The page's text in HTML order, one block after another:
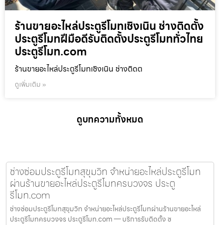
ร้านขายอะไหล่ประตูรีโมทเชิงเนิน ช่างติดตั้ง
ประตูรีโมทฝีมือดีรับติดตั้งประตูรีโมททั่วไทย
ประตูรีโมท.com
ร้านขายอะไหล่ประตูรีโมทเชิงเนิน ช่างติดต
ดูเพิ่มเติม »
ดูบทความทั้งหมด
ช่างซ่อมประตูรีโมทสุขุมวิท จำหน่ายอะไหล่ประตูรีโมท
ผ่านร้านขายอะไหล่ประตูรีโมทครบวงจร ประตู
รีโมท.com
ช่างซ่อมประตูรีโมทสุขุมวิท จำหน่ายอะไหล่ประตูรีโมทผ่านร้านขายอะไหล่
ประตูรีโมทครบวงจร ประตูรีโมท.com — บริการรับติดตั้ง ซ